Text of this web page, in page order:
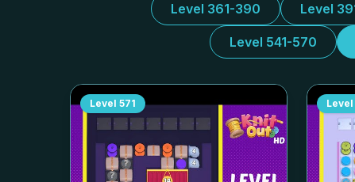
Level 361-390 Level
Level 541-570
Level 571 Level